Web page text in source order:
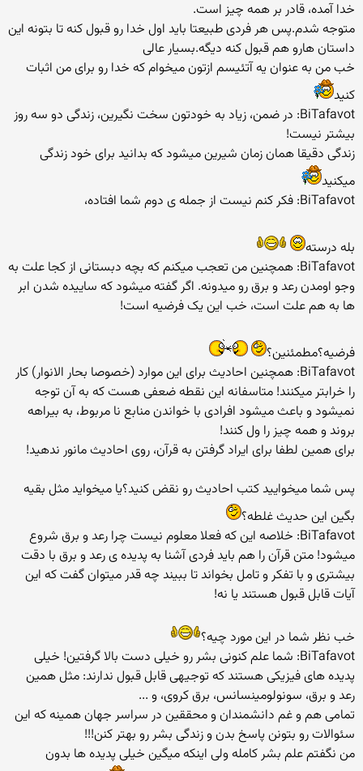
خدا آمده، قادر بر همه چیز است.
متوجه شدم.پس هر فردی طبیعتا باید اول خدا رو قبول کنه تا بتونه این
داستان هارو هم قبول کنه دیگه.بسیار عالی
خب من به عنوان یه آتئیسم ازتون میخوام که خدا رو برای من اثبات
کنید
BiTafavot: در ضمن، زیاد به خودتون سخت نگیرین، زندگی دو سه روز
بیشتر نیست!
زندگی دقیقا همان زمان شیرین میشود که بدانید برای خود زندگی
میکنید
BiTafavot: فکر کنم نیست از جمله ی دوم شما افتاده،
بله درسته
BiTafavot: همچنین من تعجب میکنم که بچه دبستانی از کجا علت به
وجو اومدن رعد و برق رو میدونه. اگر گفته میشود که ساییده شدن ابر
ها به هم علت است، خب این یک فرضیه است!
فرضیه؟مطمئنین؟
BiTafavot: همچنین احادیث برای این موارد (خصوصا بحار الانوار) کار
را خرابتر میکنند! متاسفانه این نقطه ضعفی هست که به آن توجه
نمیشود و باعث میشود افرادی با خواندن منابع نا مربوط، به بیراهه
بروند و همه چیز را ول کنند!
برای همین لطفا برای ایراد گرفتن به قرآن، روی احادیث مانور ندهید!
پس شما میخوایید کتب احادیث رو نقض کنید؟یا میخواید مثل بقیه
بگین این حدیث غلطه؟
BiTafavot: خلاصه این که فعلا معلوم نیست چرا رعد و برق شروع
میشود! متن قرآن را هم باید فردی آشنا به پدیده ی رعد و برق با دقت
بیشتری و با تفکر و تامل بخواند تا ببیند چه قدر میتوان گفت که این
آیات قابل قبول هستند یا نه!
خب نظر شما در این مورد چیه؟
BiTafavot: شما علم کنونی بشر رو خیلی دست بالا گرفتین! خیلی
پدیده های فیزیکی هستند که توجیهی قابل قبول ندارند: مثل همین
رعد و برق، سونولومینسانس، برق کروی، و ...
تمامی هم و غم دانشمندان و محققین در سراسر جهان همینه که این
سئوالات رو بتونن پاسخ بدن و زندگی بشر رو بهتر کنن!!!
من نگفتم علم بشر کامله ولی اینکه میگین خیلی پدیده ها بدون